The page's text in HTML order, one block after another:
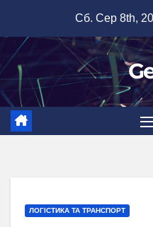
вмісту
Сб. Сер 8th,
ЛОГІСТИКА ТА ТРАНСПОРТ